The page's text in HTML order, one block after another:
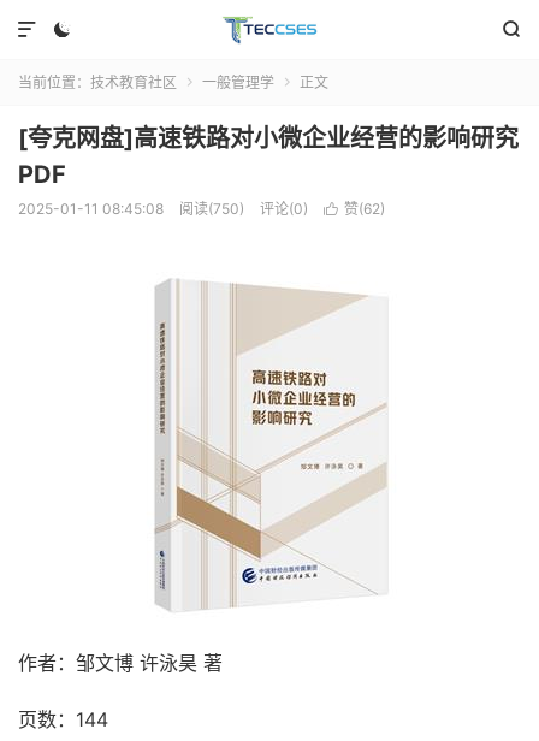
 

当前位置： 技术教育社区  一般管理学  正文
[夸克网盘]高速铁路对小微企业经营的影响研究
PDF
2025-01-11 08:45:08 阅读(750) 评论(0)  赞(62)
作者：邹文博 许泳昊 著
页数：144